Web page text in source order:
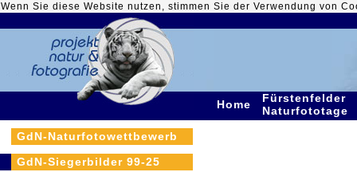
Wenn Sie diese Website nutzen, stimmen Sie der Verwendung von
Home
Fürstenfelder
Naturfototage
GdN-Naturfotowettbewerb
GdN-Siegerbilder 99-25